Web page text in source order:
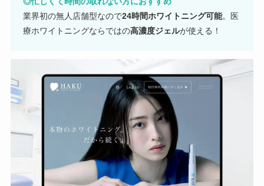
業界初の無人店舗型なので24時間ホワイトニング可能。医
療ホワイトニングならではの高濃度ジェルが使える！